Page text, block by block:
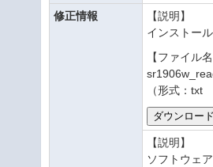
修正情報
【説明】
インストー
【ファイル
（形式：txt
【説明】
ソフトウェ